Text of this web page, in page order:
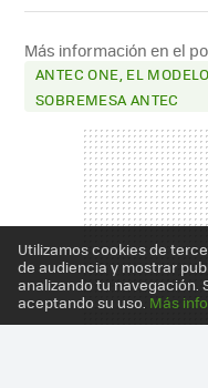
FACEBOOK
X
Más información en el
ANTEC ONE, EL
SOBREMESA ANTEC
Utilizamos cookies de
de audiencia y mostrar
analizando tu navegación.
aceptando su uso. Más